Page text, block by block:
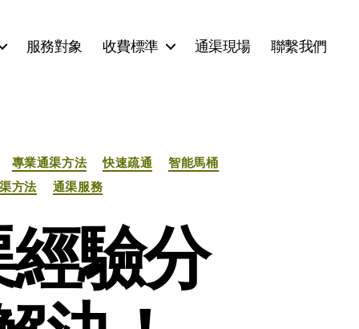
服務對象 收費標準 通渠現場 聯繫我們
專業通渠方法 快速疏通
智能馬桶
方法
通渠服務
驗分